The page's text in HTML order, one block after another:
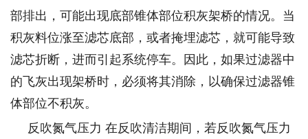
部排出，可能出现底部锥体部位积灰架桥的情况。当
积灰料位涨至滤芯底部，或者掩埋滤芯，就可能导致
滤芯折断，进而引起系统停车。因此，如果过滤器中
的飞灰出现架桥时，必须将其消除，以确保过滤器锥
体部位不积灰。
反吹氮气压力 在反吹清洁期间，若反吹氮气压力